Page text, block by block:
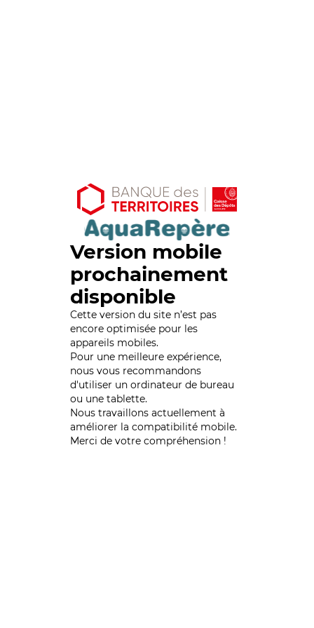
Version mobile
prochainement
disponible
Cette version du site n’est pas
encore optimisée pour les
appareils mobiles.
Pour une meilleure expérience,
nous vous recommandons
d'utiliser un ordinateur de bureau
ou une tablette.
Nous travaillons actuellement à
améliorer la compatibilité mobile.
Merci de votre compréhension !